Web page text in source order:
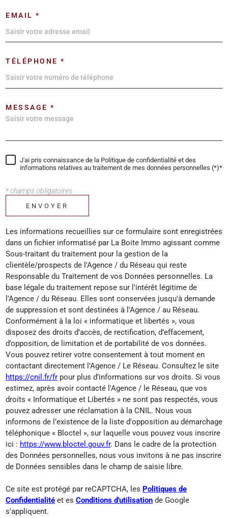
EMAIL *
TÉLÉPHONE *
MESSAGE *
J'ai pris connaissance de la Politique de confidentialité et des
informations relatives au traitement de mes données personnelles (*)*
* champs obligatoires
ENVOYER
Les informations recueillies sur ce formulaire sont enregistrées
dans un fichier informatisé par La Boite Immo agissant comme
Sous-traitant du traitement pour la gestion de la
clientèle/prospects de l'Agence / du Réseau qui reste
Responsable du Traitement de vos Données personnelles. La
base légale du traitement repose sur l'intérêt légitime de
l'Agence / du Réseau. Elles sont conservées jusqu'à demande
de suppression et sont destinées à l'Agence / au Réseau.
Conformément à la loi « informatique et libertés », vous
disposez des droits d’accès, de rectification, d’effacement,
d’opposition, de limitation et de portabilité de vos données.
Vous pouvez retirer votre consentement à tout moment en
contactant directement l’Agence / Le Réseau. Consultez le site
https://cnil.fr/fr pour plus d’informations sur vos droits. Si vous
estimez, après avoir contacté l'Agence / le Réseau, que vos
droits « Informatique et Libertés » ne sont pas respectés, vous
pouvez adresser une réclamation à la CNIL. Nous vous
informons de l’existence de la liste d'opposition au démarchage
téléphonique « Bloctel », sur laquelle vous pouvez vous inscrire
ici : https://www.bloctel.gouv.fr. Dans le cadre de la protection
des Données personnelles, nous vous invitons à ne pas inscrire
de Données sensibles dans le champ de saisie libre.
Ce site est protégé par reCAPTCHA, les Politiques de
Confidentialité et es Conditions d'utilisation de Google
s'appliquent.